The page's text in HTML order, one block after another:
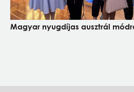
Magyar nyugdíjas ausztrál